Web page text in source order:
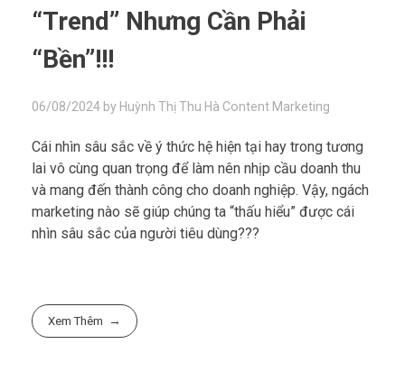
“Trend” Nhưng Cần Phải
“Bền”!!!
06/08/2024 by Huỳnh Thị Thu Hà Content Marketing
Cái nhìn sâu sắc về ý thức hệ hiện tại hay trong tương
lai vô cùng quan trọng để làm nên nhịp cầu doanh thu
và mang đến thành công cho doanh nghiệp. Vậy, ngách
marketing nào sẽ giúp chúng ta “thấu hiểu” được cái
nhìn sâu sắc của người tiêu dùng???
Xem Thêm